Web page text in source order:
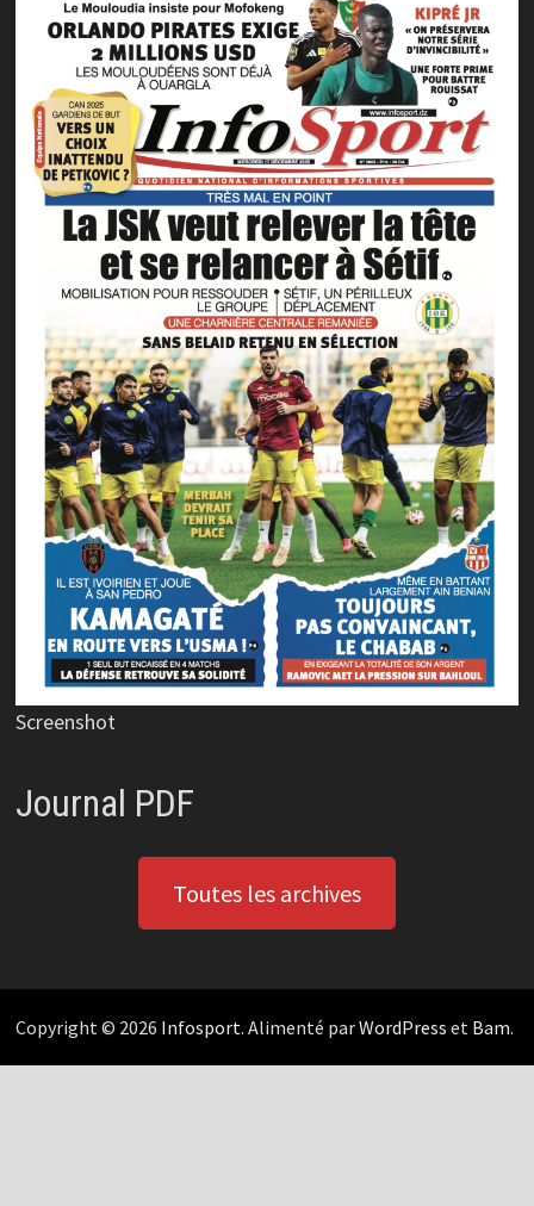
Screenshot
Journal PDF
Toutes les archives
Copyright © 2026 Infosport. Alimenté parWordPress et Bam.